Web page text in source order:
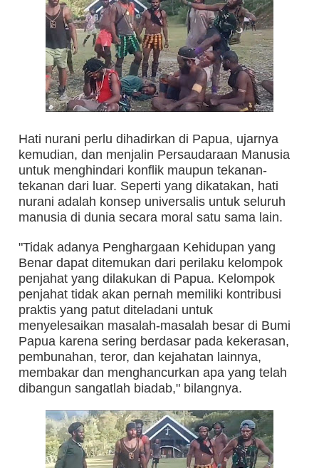
Hati nurani perlu dihadirkan di Papua, ujarnya
kemudian, dan menjalin Persaudaraan Manusia
untuk menghindari konflik maupun tekanan-
tekanan dari luar. Seperti yang dikatakan, hati
nurani adalah konsep universalis untuk seluruh
manusia di dunia secara moral satu sama lain.
"Tidak adanya Penghargaan Kehidupan yang
Benar dapat ditemukan dari perilaku kelompok
penjahat yang dilakukan di Papua. Kelompok
penjahat tidak akan pernah memiliki kontribusi
praktis yang patut diteladani untuk
menyelesaikan masalah-masalah besar di Bumi
Papua karena sering berdasar pada kekerasan,
pembunahan, teror, dan kejahatan lainnya,
membakar dan menghancurkan apa yang telah
dibangun sangatlah biadab," bilangnya.